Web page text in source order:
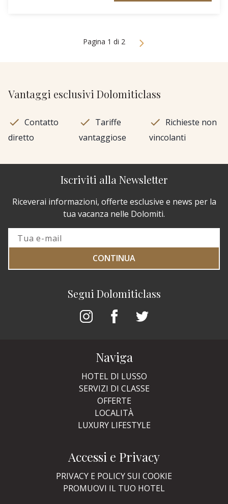
Pagina 1 di 2
Vantaggi esclusivi Dolomiticlass
Contatto
diretto
Tariffe
vantaggiose
Richieste non
vincolanti
Segui Dolomiticlass
Iscriviti alla Newsletter
Riceverai informazioni, offerte esclusive e news per la
tua vacanza nelle Dolomiti.
CONTINUA
Naviga
HOTEL DI LUSSO
SERVIZI DI CLASSE
OFFERTE
LOCALITÀ
LUXURY LIFESTYLE
Accessi e Privacy
PRIVACY E POLICY SUI COOKIE
PROMUOVI IL TUO HOTEL